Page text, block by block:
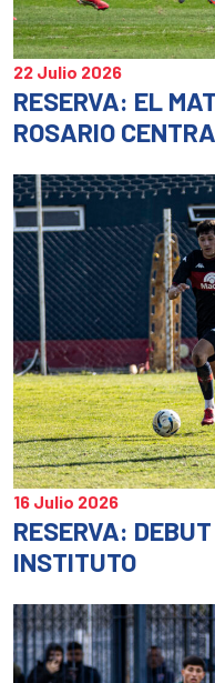
22 Julio 2026
RESERVA: EL
ROSARIO
16 Julio 2026
RESERVA:
INSTITUTO